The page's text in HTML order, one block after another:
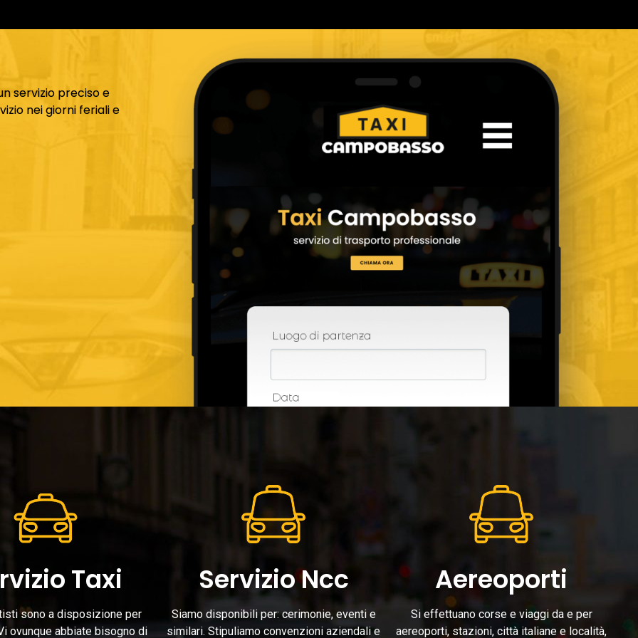
servizio preciso e
nei giorni feriali e
Taxi
sono a disposizione per
ovunque abbiate bisogno di
Servizio Ncc
Siamo disponibili per: cerimonie, eventi e
similari. Stipuliamo convenzioni aziendali e
Aereoporti
Si effettuano corse e viaggi da e per
aereoporti, stazioni, città italiane e località,